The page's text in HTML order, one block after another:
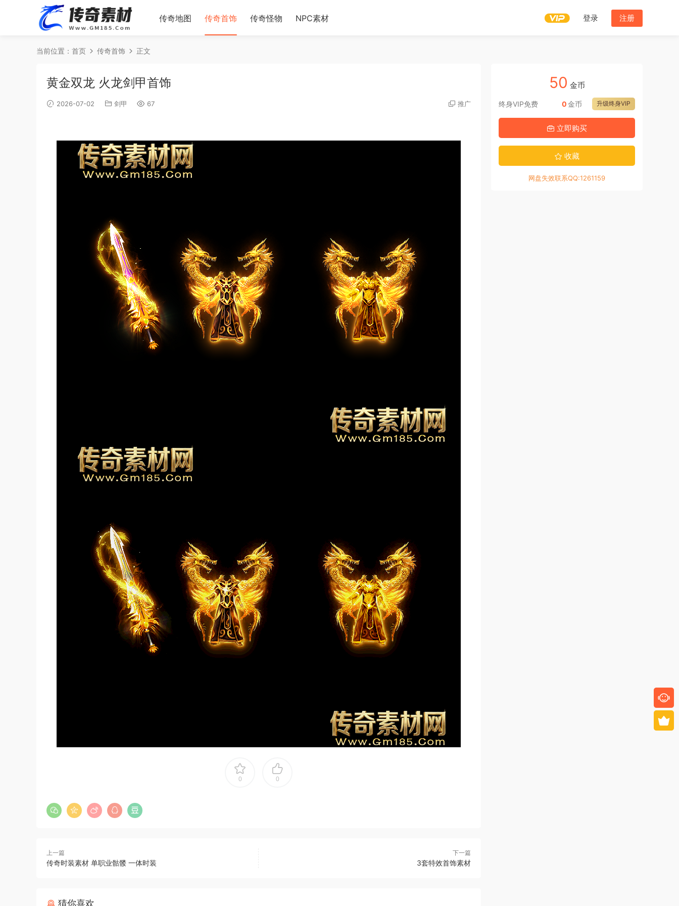
传奇地图 传奇首饰 传奇怪物 NPC素材 登录 注册
当前位置： 首页 传奇首饰 正文
黄金双龙 火龙剑甲首饰
2026-07-02 剑甲 67 推广
0 0
上一篇
传奇时装素材 单职业骷髅 一体时装
下一篇
3套特效首饰素材
猜你喜欢
50 金币
终身VIP免费 升级终身VIP
0金币
立即购买
收藏
网盘失效联系QQ:1261159